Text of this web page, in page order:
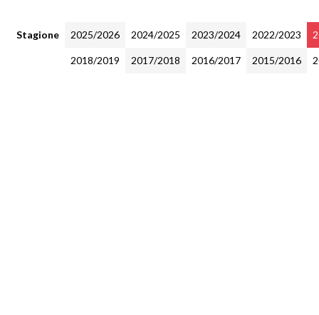
Stagione 2025/2026 2024/2025 2023/2024 2022/2023
2018/2019 2017/2018 2016/2017 2015/2016